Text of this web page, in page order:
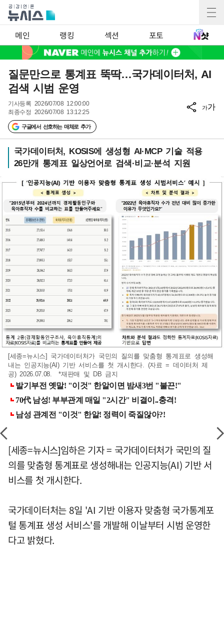
메인 랭킹 섹션 포토
질문만으로 통계표 뚝딱…국가데이터처, AI
검색 시범 운영
기사등록 2026/07/08 12:00:00
최종수정 2026/07/08 13:12:25
구글에서 선호하는 매체로 추가
가가
국가데이터처, KOSIS에 생성형 AI·MCP 기술 적용
26만개 통계표 일상언어로 검색·비교·분석 지원
[세종=뉴시스] 국가데이터처가 국민의 질의를 맞춤형 통계표로 생성해
내는 인공지능(AI) 기반 서비스를 첫 개시한다. (자료 = 데이터처 제
공) 2026.07.08. *재판매 및 DB 금지
[세종=뉴시스]임하은 기자 = 국가데이터처가 국민의 질
의를 맞춤형 통계표로 생성해내는 인공지능(AI) 기반 서
비스를 첫 개시한다.
국가데이터처는 8일 'AI 기반 이용자 맞춤형 국가통계포
털 통계표 생성 서비스'를 개발해 이날부터 시범 운영한
다고 밝혔다.